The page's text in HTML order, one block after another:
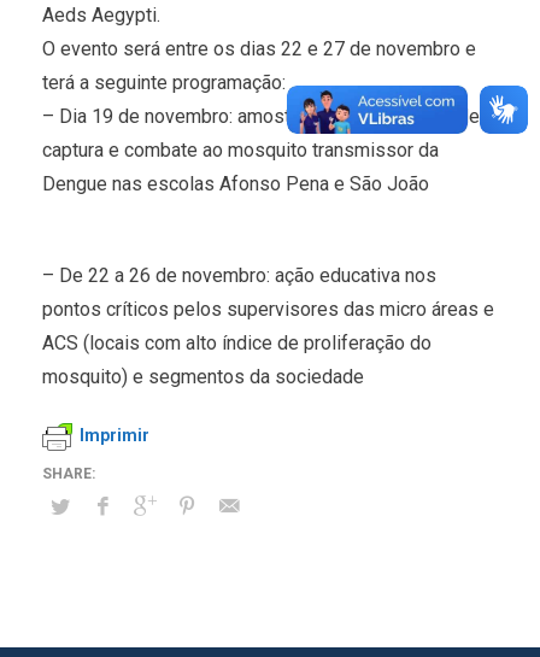
Aeds Aegypti.
O evento será entre os dias 22 e 27 de novembro e
terá a seguinte programação:
– Dia 19 de novembro: amostragem de materiais de
captura e combate ao mosquito transmissor da
Dengue nas escolas Afonso Pena e São João
– De 22 a 26 de novembro: ação educativa nos
pontos críticos pelos supervisores das micro áreas e
ACS (locais com alto índice de proliferação do
mosquito) e segmentos da sociedade
Imprimir